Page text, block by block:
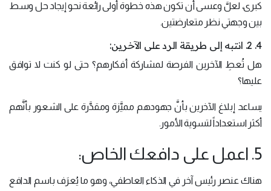
كبرى، لعلَّ وعسى أن تكون هذه خطوة أولى رائعة نحو إيجاد حل وسط
بين وجهتي نظر متعارضتين.
4. 2. انتبه إلى طريقة الرد على الآخرين:
هل تُعطِ الآخرين الفرصة لمشاركة أفكارهم؟ حتى لو كنت لا توافق
عليها؟
يساعد إبلاغ الآخرين بأنَّ جهودهم مميَّزة ومقدَّرة على الشعور بأنَّهم
أكثر استعداداً لتسوية الأمور.
5. اعمل على دافعك الخاص:
هناك عنصر رئيس آخر في الذكاء العاطفي، وهو ما يُعرَف باسم الدافع